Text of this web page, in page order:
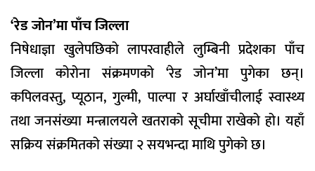
‘रेड जोन’मा पाँच जिल्ला
निषेधाज्ञा खुलेपछिको लापरवाहीले लुम्बिनी प्रदेशका पाँच
जिल्ला कोरोना संक्रमणको ‘रेड जोन’मा पुगेका छन्।
कपिलवस्तु, प्यूठान, गुल्मी, पाल्पा र अर्घाखाँचीलाई स्वास्थ्य
तथा जनसंख्या मन्त्रालयले खतराको सूचीमा राखेको हो। यहाँ
सक्रिय संक्रमितको संख्या २ सयभन्दा माथि पुगेको छ।